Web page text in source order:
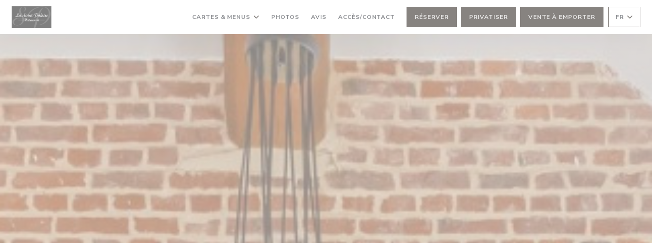
Personnalisation de vos choix en matière de cookies
CARTES & MENUS PHOTOS AVIS ACCÈS/CONTACT RÉSERVER PRIVATISER VENTE À EMPORTER FR